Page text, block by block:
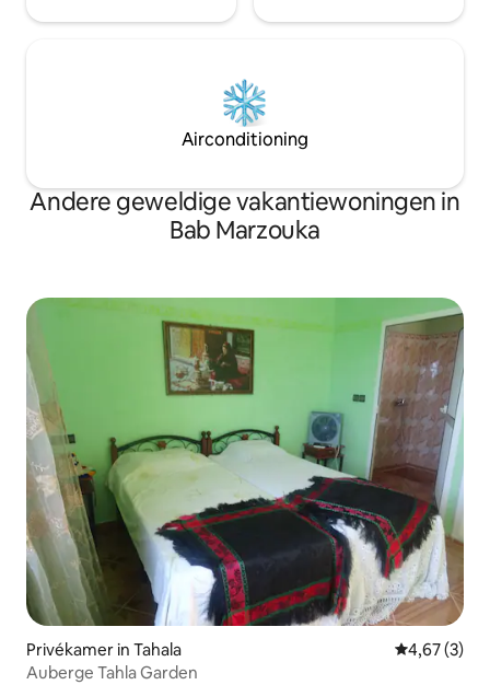
Airconditioning
Andere geweldige vakantiewoningen in
Bab Marzouka
Privékamer in Tahala
4,67 (3)
Auberge Tahla Garden